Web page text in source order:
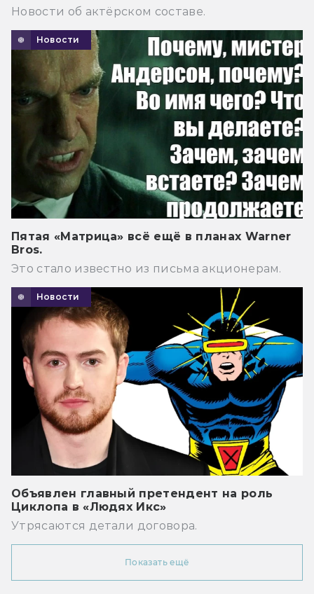
Новости об актёрском составе.
Новости
Пятая «Матрица» всё ещё в планах Warner
Bros.
Это стало известно из письма акционерам.
Новости
Объявлен главный претендент на роль
Циклопа в «Людях Икс»
Утрясаются детали договора.
Показать ещё